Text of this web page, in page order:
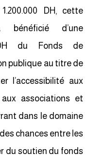
DH, cette
bénéficié d’une
du Fonds de
publique au titre de
l’accessibilité aux
associations et
dans le domaine
chances entre les
du soutien du fonds